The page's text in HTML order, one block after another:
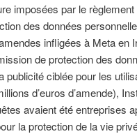
imposées par le
des données
infligées à Meta en
de protection des
publicité ciblée pour les
d’euros d’amende),
avaient été entreprises
la protection de la vie